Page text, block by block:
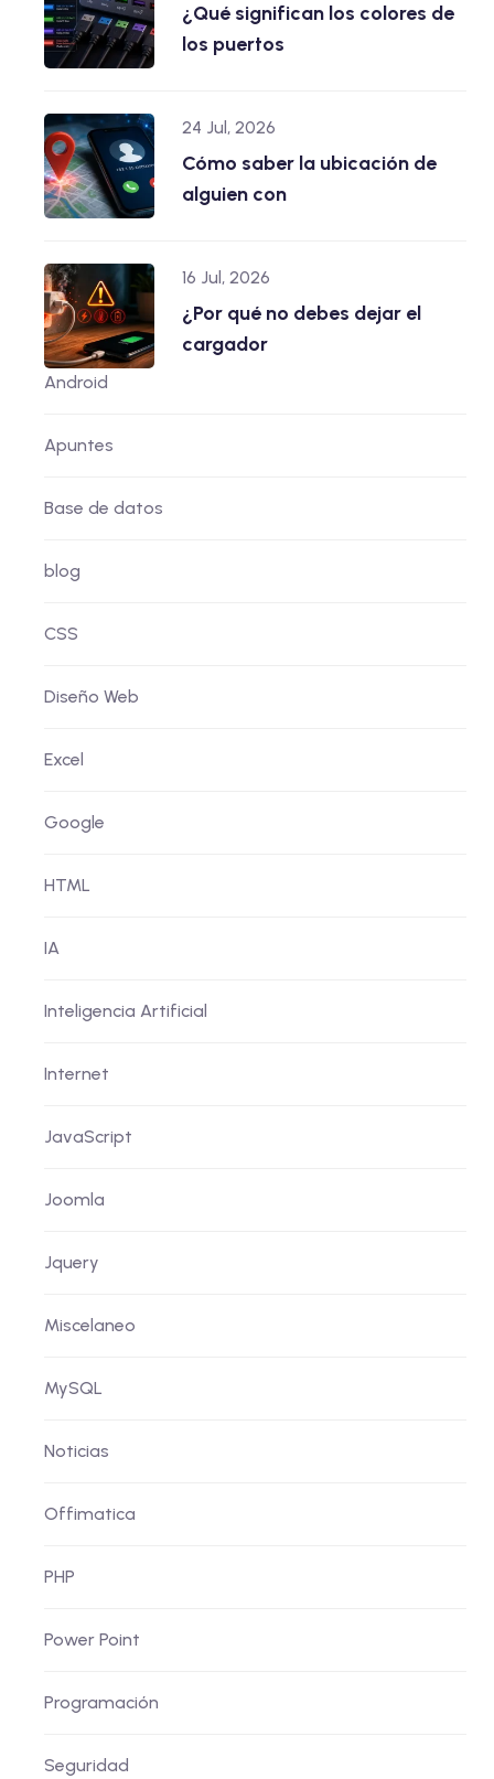
¿Qué significan los colores de
los puertos
24 Jul, 2026
Cómo saber la ubicación de
alguien con
16 Jul, 2026
¿Por qué no debes dejar el
cargador
Android
Apuntes
Base de datos
blog
CSS
Diseño Web
Excel
Google
HTML
IA
Inteligencia Artificial
Internet
JavaScript
Joomla
Jquery
Miscelaneo
MySQL
Noticias
Offimatica
PHP
Power Point
Programación
Seguridad